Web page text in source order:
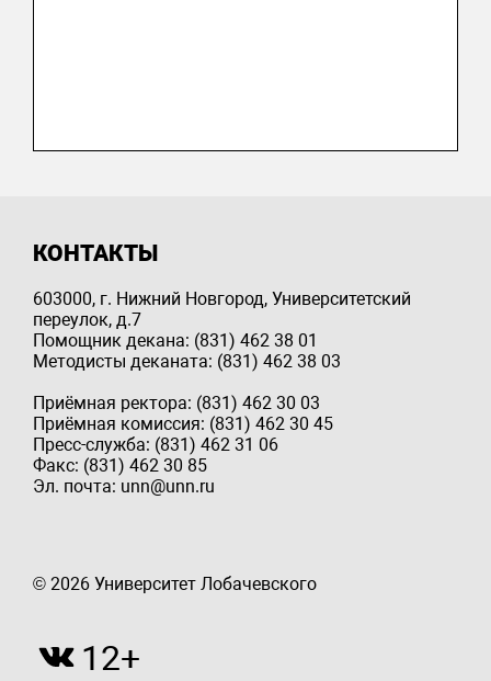
КОНТАКТЫ
603000, г. Нижний Новгород, Университетский
переулок, д.7
Помощник декана: (831) 462 38 01
Методисты деканата: (831) 462 38 03
Приёмная ректора: (831) 462 30 03
Приёмная комиссия: (831) 462 30 45
Пресс-служба: (831) 462 31 06
Факс: (831) 462 30 85
Эл. почта: unn@unn.ru
© 2026 Университет Лобачевского
12+